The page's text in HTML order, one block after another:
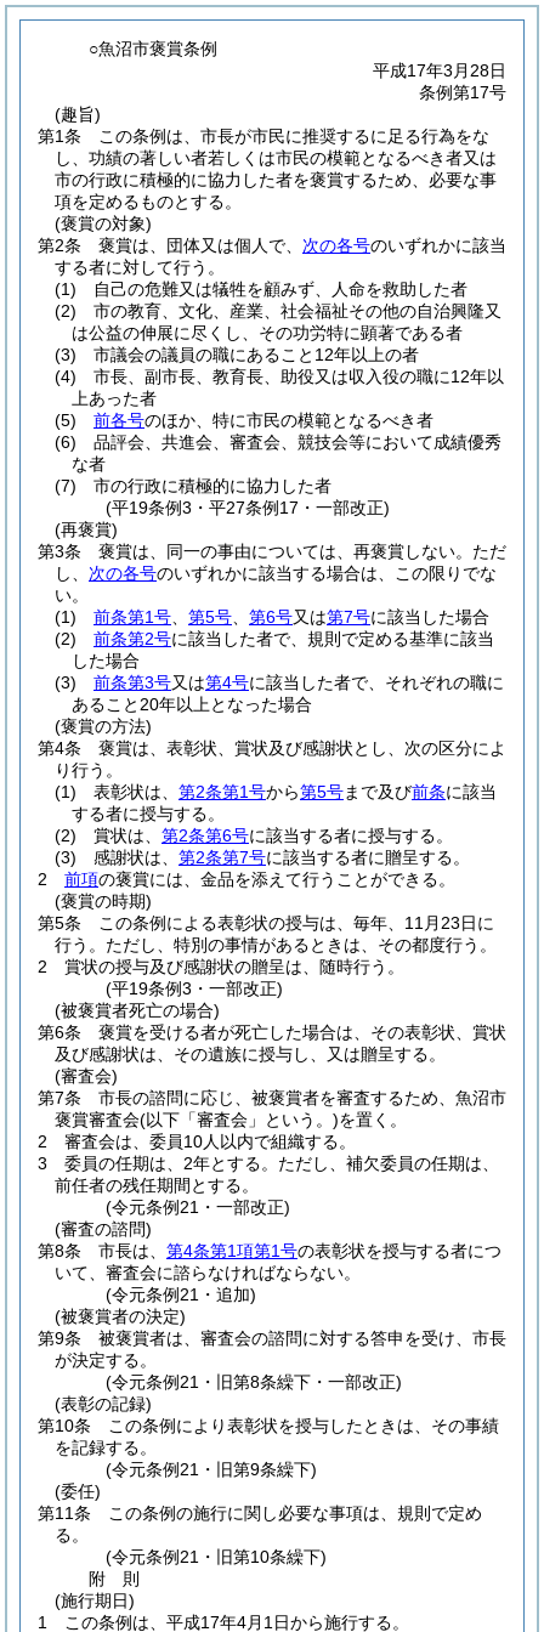
○魚沼市褒賞条例
平成17年3月28日
条例第17号
(趣旨)
第1条
この条例は、市長が市民に推奨するに足る行為をな
し、功績の著しい者若しくは市民の模範となるべき者又は
市の行政に積極的に協力した者を褒賞するため、必要な事
項を定めるものとする。
(褒賞の対象)
第2条
褒賞は、団体又は個人で、 次の各号のいずれかに該当
する者に対して行う。
(1)
自己の危難又は犠牲を顧みず、人命を救助した者
(2)
市の教育、文化、産業、社会福祉その他の自治興隆又
は公益の伸展に尽くし、その功労特に顕著である者
(3)
市議会の議員の職にあること12年以上の者
(4)
市長、副市長、教育長、助役又は収入役の職に12年以
上あった者
(5)
前各号のほか、特に市民の模範となるべき者
(6)
品評会、共進会、審査会、競技会等において成績優秀
な者
(7)
市の行政に積極的に協力した者
(平19条例3・平27条例17・一部改正)
(再褒賞)
第3条
褒賞は、同一の事由については、再褒賞しない。 ただ
し、 次の各号のいずれかに該当する場合は、この限りでな
い。
(1)
前条第1号 第5号 第6号又は第7号に該当した場合
(2)
前条第2号に該当した者で、規則で定める基準に該当
した場合
(3)
前条第3号又は第4号に該当した者で、それぞれの職に
あること20年以上となった場合
(褒賞の方法)
第4条
褒賞は、表彰状、賞状及び感謝状とし、次の区分によ
り行う。
(1)
表彰状は、 第2条第1号から第5号まで及び前条に該当
する者に授与する。
(2)
賞状は、 第2条第6号に該当する者に授与する。
(3)
感謝状は、 第2条第7号に該当する者に贈呈する。
2
前項の褒賞には、金品を添えて行うことができる。
(褒賞の時期)
第5条
この条例による表彰状の授与は、毎年、11月23日に
行う。 ただし、特別の事情があるときは、その都度行う。
2
賞状の授与及び感謝状の贈呈は、随時行う。
(平19条例3・一部改正)
(被褒賞者死亡の場合)
第6条
褒賞を受ける者が死亡した場合は、その表彰状、賞状
及び感謝状は、その遺族に授与し、又は贈呈する。
(審査会)
第7条
市長の諮問に応じ、被褒賞者を審査するため、魚沼市
褒賞審査会(以下「審査会」という。)を置く。
2
審査会は、委員10人以内で組織する。
3
委員の任期は、2年とする。 ただし、補欠委員の任期は、
前任者の残任期間とする。
(令元条例21・一部改正)
(審査の諮問)
第8条
市長は、 第4条第1項第1号の表彰状を授与する者につ
いて、審査会に諮らなければならない。
(令元条例21・追加)
(被褒賞者の決定)
第9条
被褒賞者は、審査会の諮問に対する答申を受け、市長
が決定する。
(令元条例21・旧第8条繰下・一部改正)
(表彰の記録)
第10条
この条例により表彰状を授与したときは、その事績
を記録する。
(令元条例21・旧第9条繰下)
(委任)
第11条
この条例の施行に関し必要な事項は、規則で定め
る。
(令元条例21・旧第10条繰下)
附 則
(施行期日)
1
この条例は、平成17年4月1日から施行する。